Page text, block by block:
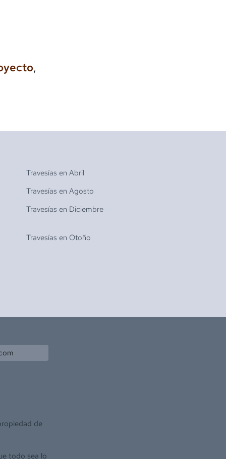
,
Travesías en Abril
Travesías en Agosto
Travesías en Diciembre
Travesías en Otoño
de
todo sea lo